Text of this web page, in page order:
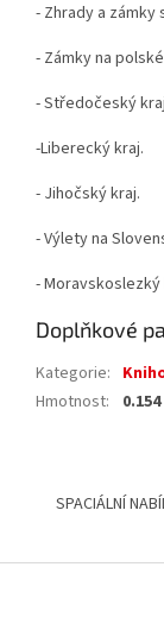
- Zhrady a
- Zámky na
- Středočeský
-Liberecký kraj.
- Jihočský kraj.
- Výlety na
- Moravskoslezký
Doplňkové
Kategorie:
Hmotnost:
SPACIÁLNÍ